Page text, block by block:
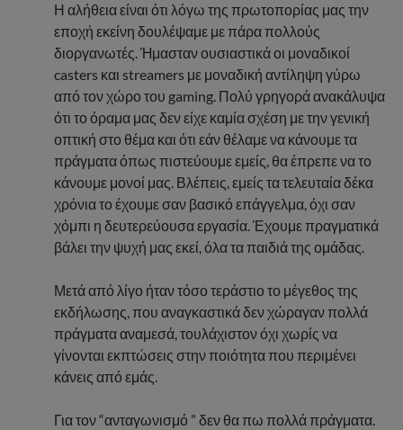
Η αλήθεια είναι ότι λόγω της πρωτοπορίας μας την
εποχή εκείνη δουλέψαμε με πάρα πολλούς
διοργανωτές. Ήμασταν ουσιαστικά οι μοναδικοί
casters και streamers με μοναδική αντίληψη γύρω
από τον χώρο του gaming. Πολύ γρηγορά ανακάλυψα
ότι το όραμα μας δεν είχε καμία σχέση με την γενική
οπτική στο θέμα και ότι εάν θέλαμε να κάνουμε τα
πράγματα όπως πιστεύουμε εμείς, θα έπρεπε να το
κάνουμε μονοί μας. Βλέπεις, εμείς τα τελευταία δέκα
χρόνια το έχουμε σαν βασικό επάγγελμα, όχι σαν
χόμπι η δευτερεύουσα εργασία. Έχουμε πραγματικά
βάλει την ψυχή μας εκεί, όλα τα παιδιά της ομάδας.
Μετά από λίγο ήταν τόσο τεράστιο το μέγεθος της
εκδήλωσης, που αναγκαστικά δεν χώραγαν πολλά
πράγματα αναμεσά, τουλάχιστον όχι χωρίς να
γίνονται εκπτώσεις στην ποιότητα που περιμένει
κάνεις από εμάς.
Για τον “ανταγωνισμό ” δεν θα πω πολλά πράγματα.